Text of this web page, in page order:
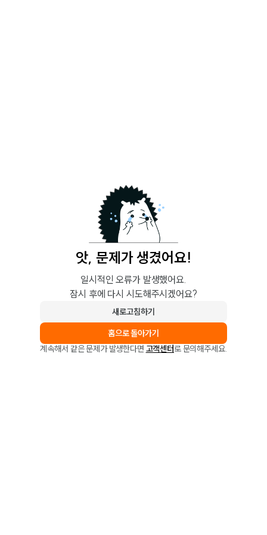
앗, 문제가 생겼어요!
일시적인 오류가 발생했어요.
잠시 후에 다시 시도해주시겠어요?
새로고침하기
홈으로 돌아가기
계속해서 같은 문제가 발생한다면 고객센터로 문의해주세요.